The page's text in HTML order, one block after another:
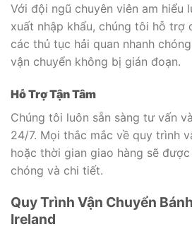
Với đội ngũ chuyên viên am hiểu
xuất nhập khẩu, chúng tôi hỗ trợ
các thủ tục hải quan nhanh
vận chuyển không bị gián đoạn.
Hỗ Trợ Tận Tâm
Chúng tôi luôn sẵn sàng tư vấn
24/7. Mọi thắc mắc về quy trình
hoặc thời gian giao hàng sẽ
chóng và chi tiết.
Quy Trình Vận Chuyển
Ireland